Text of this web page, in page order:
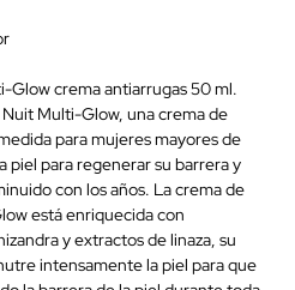
Glow crema antiarrugas 50 ml.
Multi-Glow, una crema de
para mujeres mayores de
piel para regenerar su barrera y
con los años. La crema de
está enriquecida con
y extractos de linaza, su
intensamente la piel para que